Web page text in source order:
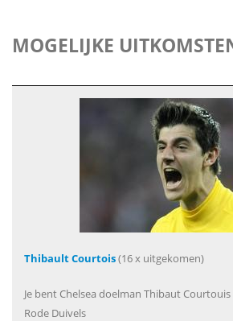
MOGELIJKE
Thibault Courtois(16 x uitgekomen)
Je bent Chelsea doelman Thibaut
Rode Duivels